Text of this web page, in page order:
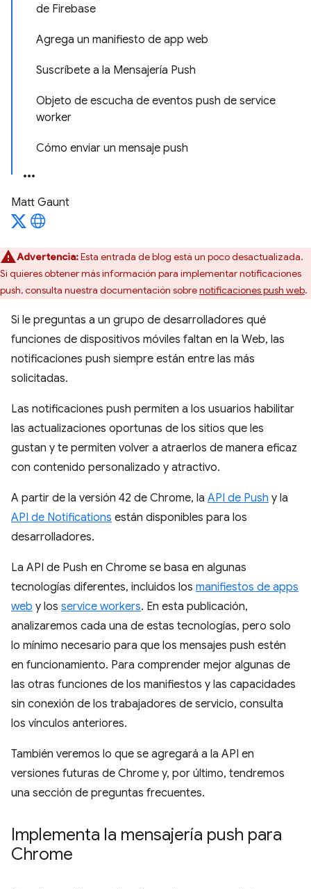
de Firebase
Agrega un manifiesto de app web
Suscríbete a la Mensajería Push
Objeto de escucha de eventos push de service
worker
Cómo enviar un mensaje push
Matt Gaunt
Advertencia:Esta entrada de blog está un poco desactualizada.
Si quieres obtener más información para implementar notificaciones
push, consulta nuestra documentación sobrenotificaciones push web.
Si le preguntas a un grupo de desarrolladores qué
funciones de dispositivos móviles faltan en la Web, las
notificaciones push siempre están entre las más
solicitadas.
Las notificaciones push permiten a los usuarios habilitar
las actualizaciones oportunas de los sitios que les
gustan y te permiten volver a atraerlos de manera eficaz
con contenido personalizado y atractivo.
A partir de la versión 42 de Chrome, la API de Push y la
API de Notifications están disponibles para los
desarrolladores.
La API de Push en Chrome se basa en algunas
tecnologías diferentes, incluidos los manifiestos de apps
web y los service workers. En esta publicación,
analizaremos cada una de estas tecnologías, pero solo
lo mínimo necesario para que los mensajes push estén
en funcionamiento. Para comprender mejor algunas de
las otras funciones de los manifiestos y las capacidades
sin conexión de los trabajadores de servicio, consulta
los vínculos anteriores.
También veremos lo que se agregará a la API en
versiones futuras de Chrome y, por último, tendremos
una sección de preguntas frecuentes.
Implementa la mensajería push para
Chrome